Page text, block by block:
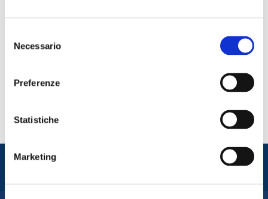
delNecessario
Preferenze
Statistiche
Marketing